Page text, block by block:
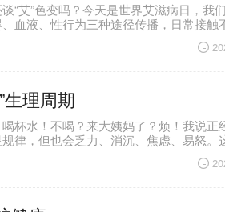
“艾”色变吗？今天是世界艾滋病日，我
血液、性行为三种途径传播，日常接触
需要的是理解、尊重与关爱，而非歧视
生理周期
杯水！不喝？来大姨妈了？烦！我说
律，但也会乏力、消沉、焦虑、易怒。